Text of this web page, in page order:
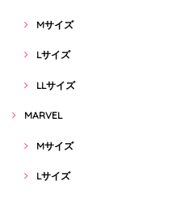
Mサイズ
Lサイズ
LLサイズ
MARVEL
Mサイズ
Lサイズ